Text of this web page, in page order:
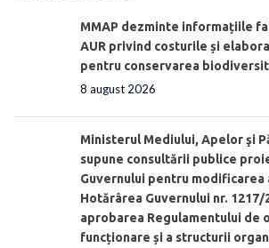
MMAP dezminte informațiile
AUR privind costurile și
pentru conservarea
8 august 2026
Ministerul Mediului, Apelor şi
supune consultării publice
Guvernului pentru modificarea
Hotărârea Guvernului nr. 1217/
aprobarea Regulamentului de
funcționare și a structurii